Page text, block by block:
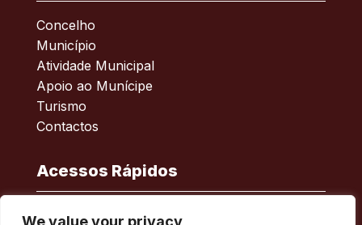
We value your privacy
Concelho
Município
Atividade Municipal
Apoio ao Munícipe
Turismo
Contactos
Acessos Rápidos
Acessibilidade